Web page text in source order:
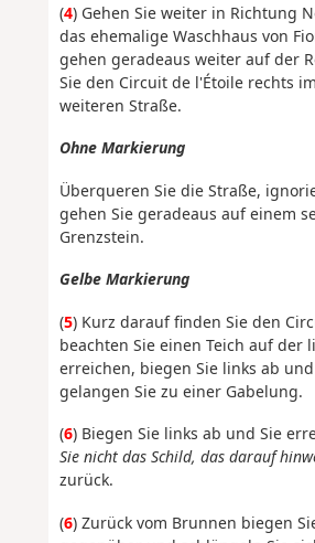
(4) Gehen Sie weiter in Richtung
das ehemalige Waschhaus von
gehen geradeaus weiter auf der
Sie den Circuit de l'Étoile rechts
weiteren Straße.
Ohne Markierung
Überqueren Sie die Straße,
gehen Sie geradeaus auf einem
Grenzstein.
Gelbe Markierung
(5) Kurz darauf finden Sie den
beachten Sie einen Teich auf der
erreichen, biegen Sie links ab
gelangen Sie zu einer Gabelung.
(6) Biegen Sie links ab und Sie
Sie nicht das Schild, das darauf
zurück.
(6) Zurück vom Brunnen biegen